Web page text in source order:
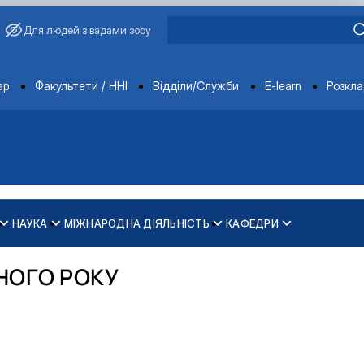
Для людей з вадами зору
Факультети / ННІ Відділи/Служби E-learn
НАУКА МІЖНАРОДНА ДІЯЛЬНІСТЬ
рівності у …
КАФЕДРИ
РОКУ